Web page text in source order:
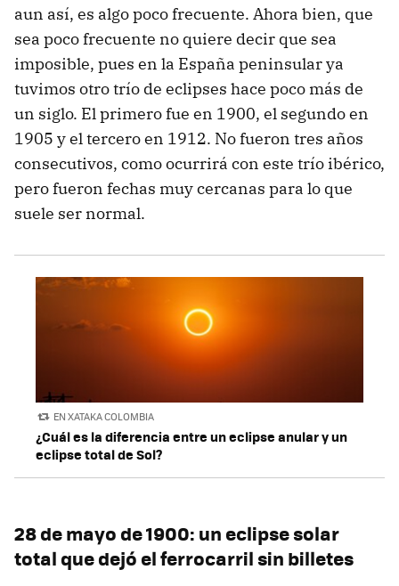
aun así, es algo poco frecuente. Ahora bien, que
sea poco frecuente no quiere decir que sea
imposible, pues en la España peninsular ya
tuvimos otro trío de eclipses hace poco más de
un siglo. El primero fue en 1900, el segundo en
1905 y el tercero en 1912. No fueron tres años
consecutivos, como ocurrirá con este trío ibérico,
pero fueron fechas muy cercanas para lo que
suele ser normal.
EN XATAKA COLOMBIA
¿Cuál es la diferencia entre un eclipse anular y un
eclipse total de Sol?
28 de mayo de 1900: un eclipse solar
total que dejó el ferrocarril sin billetes